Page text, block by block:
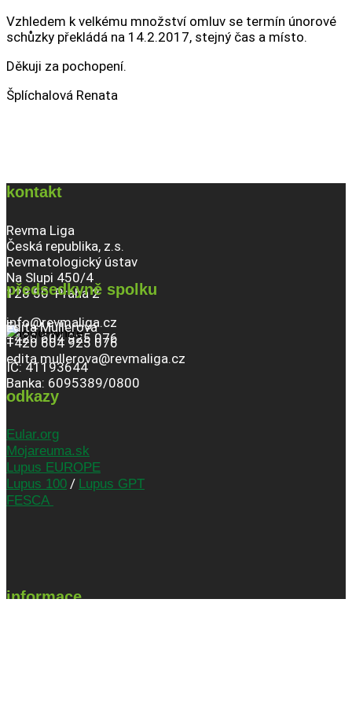
Vzhledem k velkému množství omluv se termín únorové
schůzky překládá na 14.2.2017, stejný čas a místo.
Děkuji za pochopení.
Šplíchalová Renata
kontakt
Revma Liga
Česká republika, z.s.
Revmatologický ústav
Na Slupi 450/4
128 50 Praha 2
info@revmaliga.cz
+420 604 925 076
IČ: 41193644
Banka: 6095389/0800
předsedkyně spolku
Edita Müllerová
+420 604 925 076
edita.mullerova@revmaliga.cz
odkazy
Eular.org
Mojareuma.sk
Lupus EUROPE
Lupus 100 / Lupus GPT
FESCA
informace